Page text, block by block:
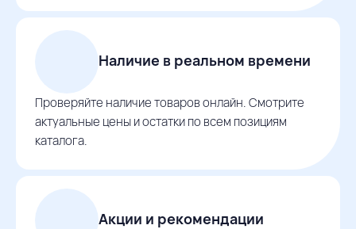
Наличие в реальном времени
Проверяйте наличие товаров онлайн. Смотрите
актуальные цены и остатки по всем позициям
каталога.
Акции и рекомендации